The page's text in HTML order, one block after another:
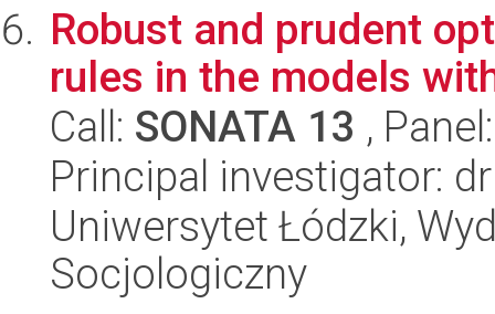
Robust and prudent
rules in the models
Call: SONATA 13 ,
Principal investigator:
Uniwersytet Łódzki,
Socjologiczny